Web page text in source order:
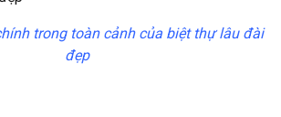
trong toàn cảnh của biệt thự lâu đài
đẹp